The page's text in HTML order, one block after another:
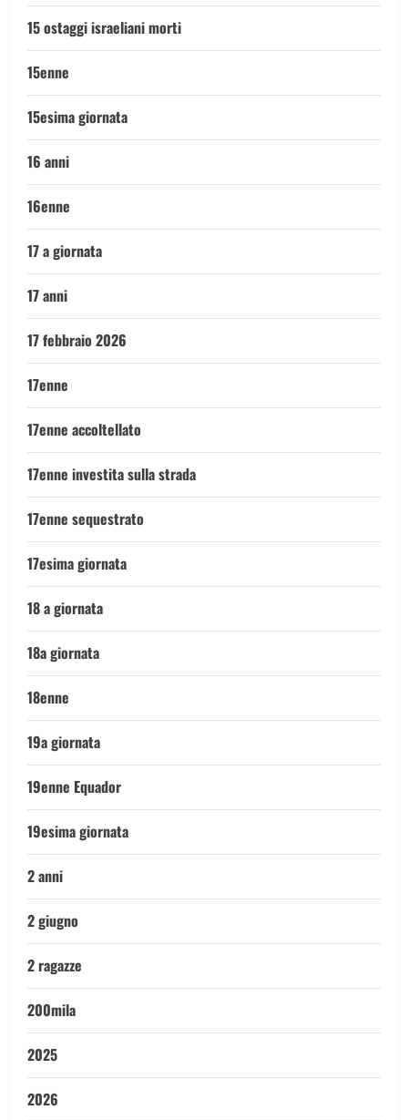
15 ostaggi israeliani morti
15enne
15esima giornata
16 anni
16enne
17 a giornata
17 anni
17 febbraio 2026
17enne
17enne accoltellato
17enne investita sulla strada
17enne sequestrato
17esima giornata
18 a giornata
18a giornata
18enne
19a giornata
19enne Equador
19esima giornata
2 anni
2 giugno
2 ragazze
200mila
2025
2026